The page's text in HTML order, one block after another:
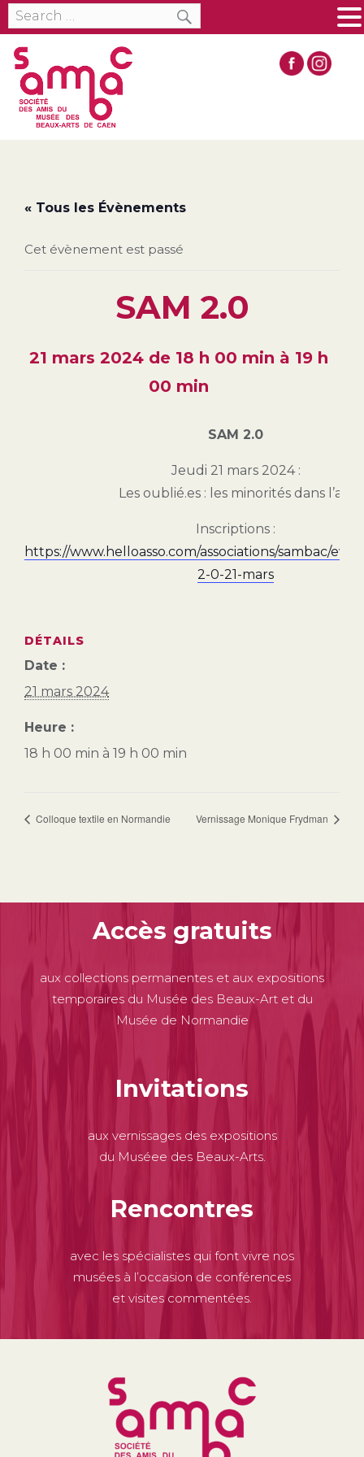
Search
for:
SEARCH
« Tous les Évènements
Cet évènement est passé
SAM 2.0
21 mars 2024 de 18 h 00 min à 19 h
00 min
SAM 2.0
Jeudi 21 mars 2024 :
Les oublié.es : les minorités dans l’art
Inscriptions :
https://www.helloasso.com/associations/sambac/
2-0-21-mars
DÉTAILS
Date :
21 mars 2024
Heure :
18 h 00 min à 19 h 00 min
Colloque textile en Normandie Vernissage Monique Frydman
Accès gratuits
aux collections permanentes et aux expositions
temporaires du Musée des Beaux-Art et du
Musée de Normandie
Invitations
aux vernissages des expositions
du Muséee des Beaux-Arts.
Rencontres
avec les spécialistes qui font vivre nos
musées à l’occasion de conférences
et visites commentées.
MENU